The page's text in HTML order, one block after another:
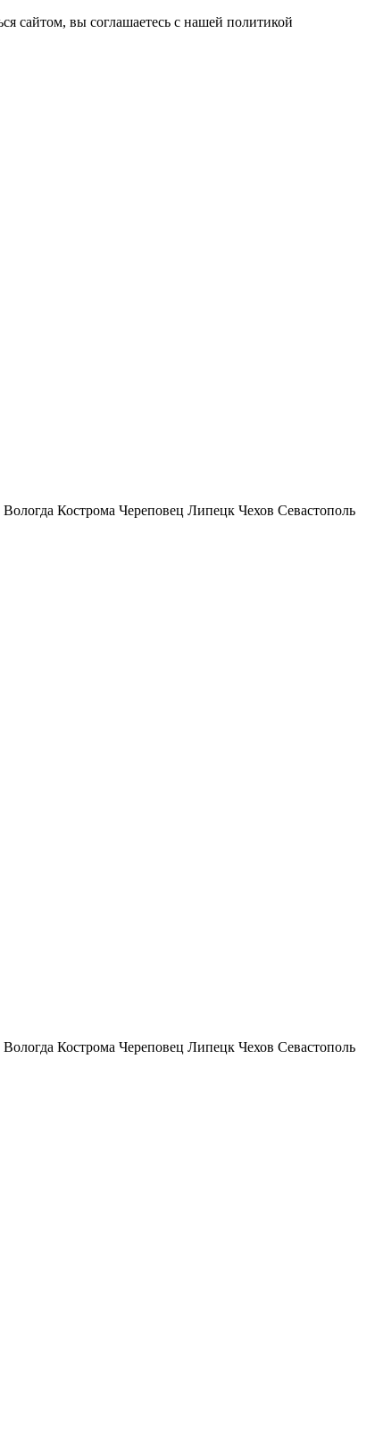
сайтом, вы соглашаетесь с нашей политикой
Вологда Кострома Череповец Липецк Чехов Севастополь
Вологда Кострома Череповец Липецк Чехов Севастополь